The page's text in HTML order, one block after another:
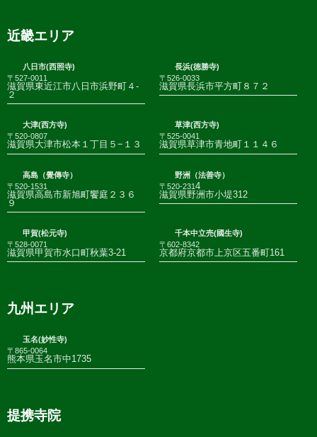
近畿エリア
八日市(西照寺)
〒527-0011
滋賀県東近江市八日市浜野町４-
２
長浜(徳勝寺)
〒526-0033
滋賀県長浜市平方町８７２
大津(西方寺)
〒520-0807
滋賀県大津市松本１丁目５−１３
草津(西方寺)
〒525-0041
滋賀県草津市青地町１１４６
高島（覺傳寺）
〒520-1531
滋賀県高島市新旭町饗庭２３６
９
野洲（法善寺）
〒520-2314
滋賀県野洲市小堤312
甲賀(松元寺)
〒528-0071
滋賀県甲賀市水口町秋葉3-21
千本中立売(國生寺)
〒602-8342
京都府京都市上京区五番町161
九州エリア
玉名(妙性寺)
〒865-0064
熊本県玉名市中1735
提携寺院